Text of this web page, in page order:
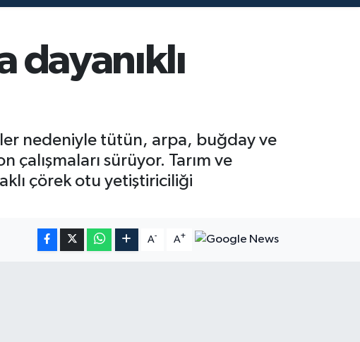
dayanıklı
nedeniyle tütün, arpa, buğday ve
sürüyor. Tarım ve
çörek otu yetiştiriciliği
A- A+